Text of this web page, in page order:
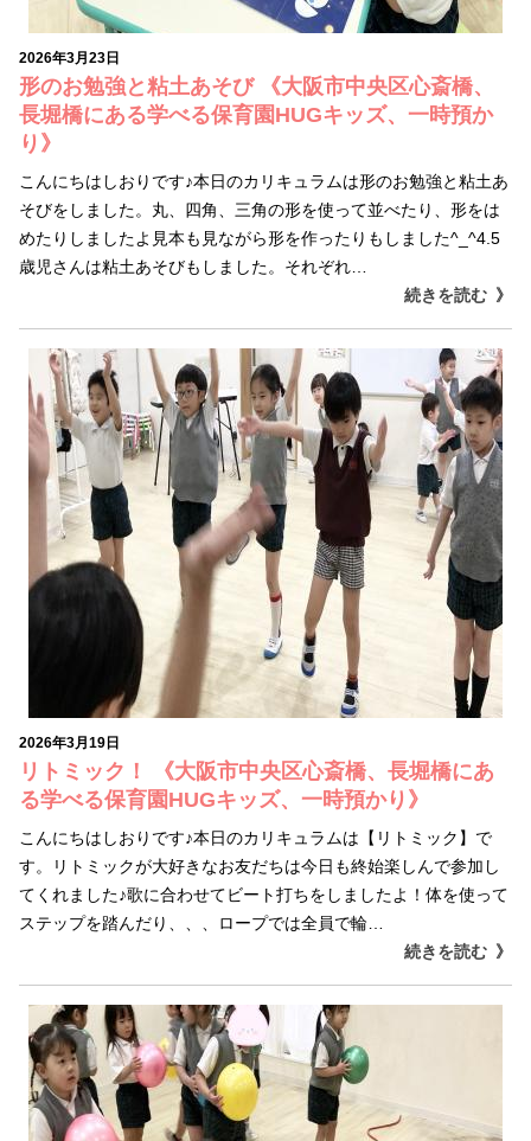
2026年3月23日
形のお勉強と粘土あそび 《大阪市中央区心斎橋、
長堀橋にある学べる保育園HUGキッズ、一時預か
り》
こんにちはしおりです♪本日のカリキュラムは形のお勉強と粘土あ
そびをしました。丸、四角、三角の形を使って並べたり、形をは
めたりしましたよ見本も見ながら形を作ったりもしました^_^4.5
歳児さんは粘土あそびもしました。それぞれ…
続きを読む
2026年3月19日
リトミック！ 《大阪市中央区心斎橋、長堀橋にあ
る学べる保育園HUGキッズ、一時預かり》
こんにちはしおりです♪本日のカリキュラムは【リトミック】で
す。リトミックが大好きなお友だちは今日も終始楽しんで参加し
てくれました♪歌に合わせてビート打ちをしましたよ！体を使って
ステップを踏んだり、、、ロープでは全員で輪…
続きを読む